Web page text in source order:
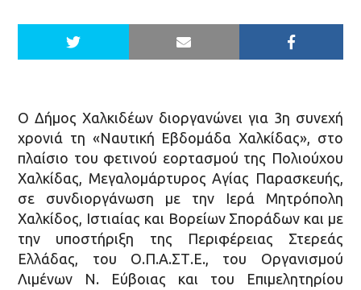
Ο Δήμος Χαλκιδέων διοργανώνει για 3η συνεχή
χρονιά τη «Ναυτική Εβδομάδα Χαλκίδας», στο
πλαίσιο του φετινού εορτασμού της Πολιούχου
Χαλκίδας, Μεγαλομάρτυρος Αγίας Παρασκευής,
σε συνδιοργάνωση με την Ιερά Μητρόπολη
Χαλκίδος, Ιστιαίας και Βορείων Σποράδων και με
την υποστήριξη της Περιφέρειας Στερεάς
Ελλάδας, του Ο.Π.Α.ΣΤ.Ε., του Οργανισμού
Λιμένων Ν. Εύβοιας και του Επιμελητηρίου